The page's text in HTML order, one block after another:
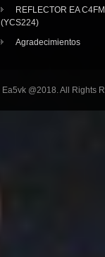
REFLECTOR EA
(YCS224)
Agradecimientos
Ea5vk @2018. All Rights